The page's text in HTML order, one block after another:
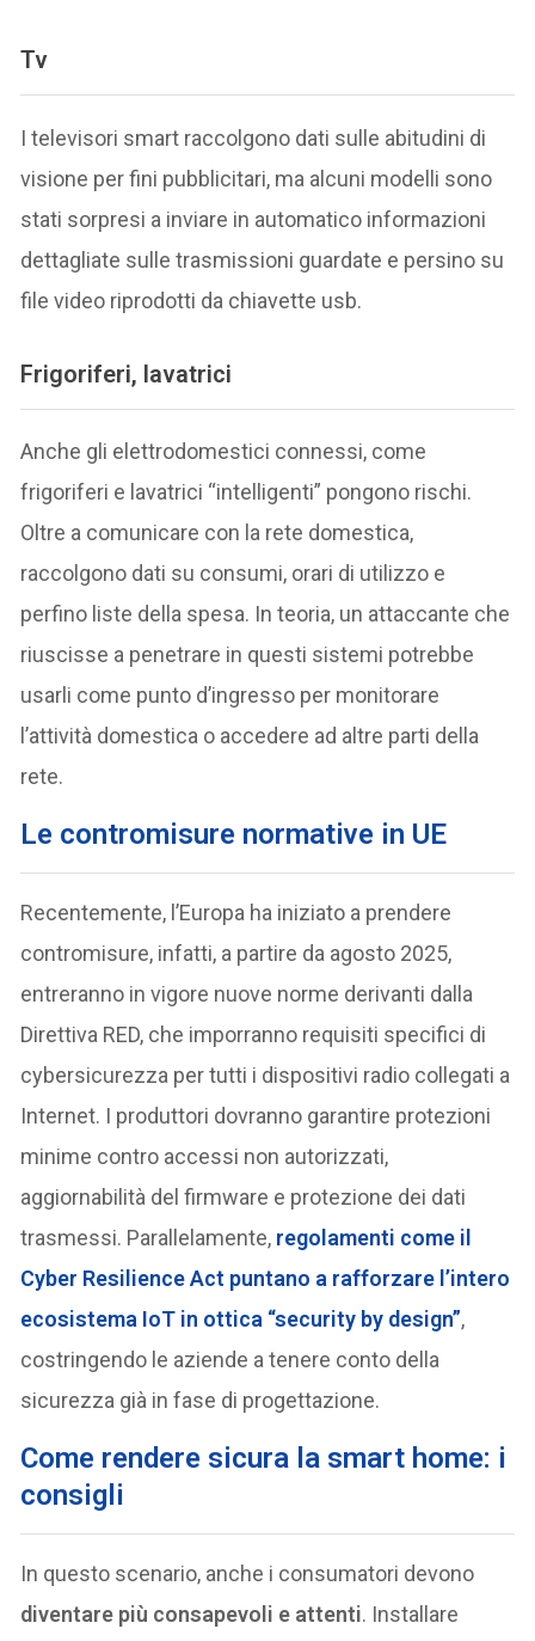
Tv
I televisori smart raccolgono dati sulle abitudini di
visione per fini pubblicitari, ma alcuni modelli sono
stati sorpresi a inviare in automatico informazioni
dettagliate sulle trasmissioni guardate e persino su
file video riprodotti da chiavette usb.
Frigoriferi, lavatrici
Anche gli elettrodomestici connessi, come
frigoriferi e lavatrici “intelligenti” pongono rischi.
Oltre a comunicare con la rete domestica,
raccolgono dati su consumi, orari di utilizzo e
perfino liste della spesa. In teoria, un attaccante che
riuscisse a penetrare in questi sistemi potrebbe
usarli come punto d’ingresso per monitorare
l’attività domestica o accedere ad altre parti della
rete.
Le contromisure normative in UE
Recentemente, l’Europa ha iniziato a prendere
contromisure, infatti, a partire da agosto 2025,
entreranno in vigore nuove norme derivanti dalla
Direttiva RED, che imporranno requisiti specifici di
cybersicurezza per tutti i dispositivi radio collegati a
Internet. I produttori dovranno garantire protezioni
minime contro accessi non autorizzati,
aggiornabilità del firmware e protezione dei dati
trasmessi. Parallelamente, regolamenti come il
Cyber Resilience Act puntano a rafforzare l’intero
ecosistema IoT in ottica “security by design”,
costringendo le aziende a tenere conto della
sicurezza già in fase di progettazione.
Come rendere sicura la smart home: i
consigli
In questo scenario, anche i consumatori devono
diventare più consapevoli e attenti. Installare